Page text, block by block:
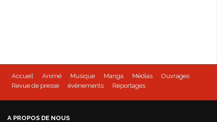
Accueil Animé Musique Manga Médias
Ouvrages
Revue de presse
évènements Reportages
A PROPOS DE NOUS